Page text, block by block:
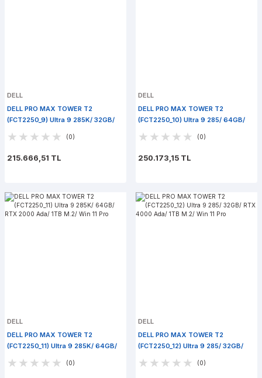
DELL
DELL PRO MAX TOWER T2
(FCT2250_9) Ultra 9 285K/ 32GB/
(0)
215.666,51 TL
DELL
DELL PRO MAX TOWER T2
(FCT2250_10) Ultra 9 285/ 64GB/
(0)
250.173,15 TL
DELL
DELL PRO MAX TOWER T2
(FCT2250_11) Ultra 9 285K/ 64GB/
(0)
DELL
DELL PRO MAX TOWER T2
(FCT2250_12) Ultra 9 285/ 32GB/
(0)